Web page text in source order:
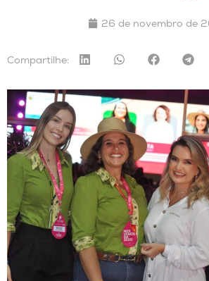
26 de novembro de
Compartilhe: